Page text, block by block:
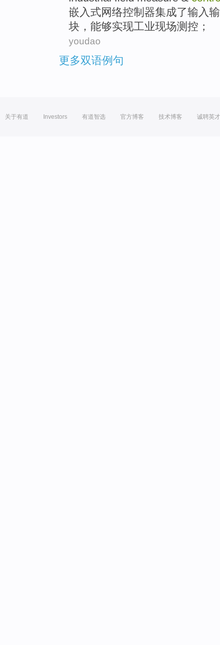
嵌入式网络控制器集成了输入
块 ， 能够实现工业现场测控 ；
youdao
更多双语例句
关于有道 Investors 有道智选 官方博客 技术博客 诚聘英才